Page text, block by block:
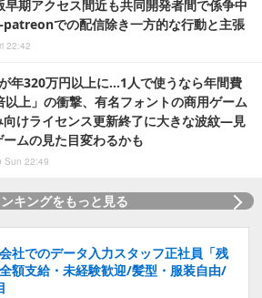
期アクセス間近も共同開発者間で係争中
での配信除き一方的な行動と主張
22:42
年320万円以上に…1人で使うなら年間費
以上」の衝撃、有名フォントの商用ゲーム
向けライセンス更新終了に大きな波紋―見
ムの見た目変わるかも
Sun 22:49
キングをもっと見る
社でのデータ入力スタッフ正社員「残
額支給・未経験歓迎/髪型・服装自由/